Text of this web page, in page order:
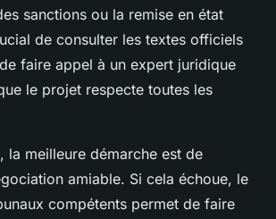
sanctions ou la remise en état
de consulter les textes officiels
faire appel à un expert juridique
le projet respecte toutes les
la meilleure démarche est de
amiable. Si cela échoue, le
compétents permet de faire